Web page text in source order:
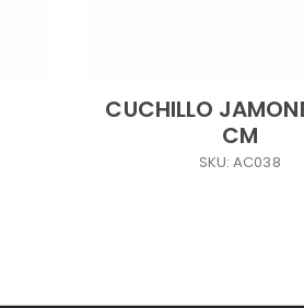
CUCHILLO
CM
SKU: AC038